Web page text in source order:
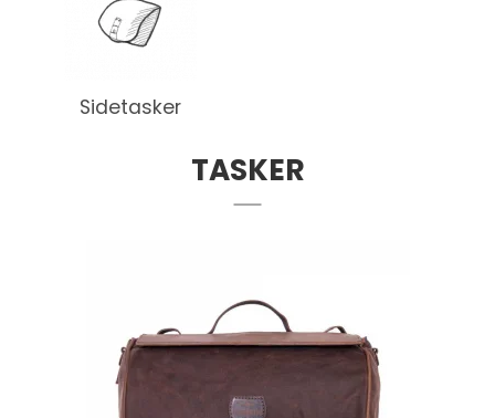
Sidetasker
TASKER